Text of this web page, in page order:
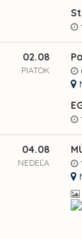
02.08
PIATOK
04.08
NEDEĽA